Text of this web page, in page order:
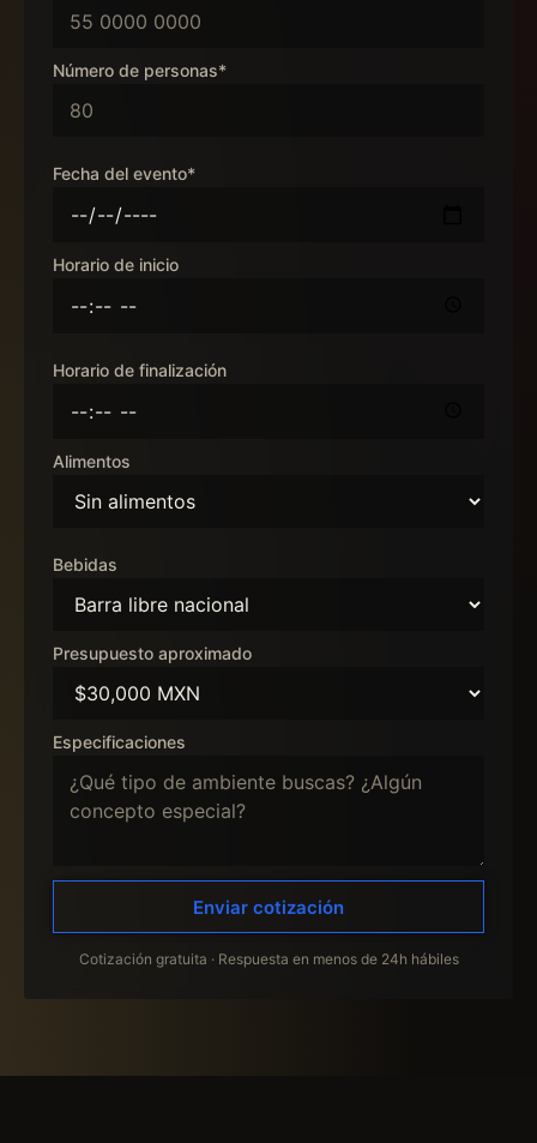
Número de personas*
Fecha del evento*
Horario de inicio
Horario de finalización
Alimentos
Bebidas
Presupuesto aproximado
Especificaciones
Enviar cotización
Cotización gratuita · Respuesta en menos de 24h hábiles